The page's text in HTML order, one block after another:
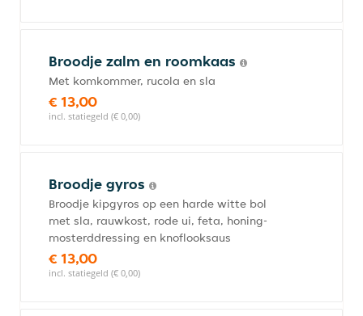
Broodje zalm en roomkaas
Met komkommer, rucola en sla
€ 13,00
incl. statiegeld (€ 0,00)
Broodje gyros
Broodje kipgyros op een harde witte bol
met sla, rauwkost, rode ui, feta, honing-
mosterddressing en knoflooksaus
€ 13,00
incl. statiegeld (€ 0,00)